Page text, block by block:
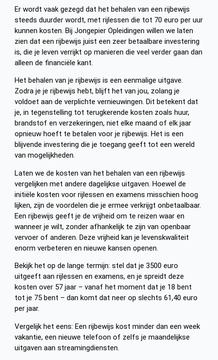
Er wordt vaak gezegd dat het behalen van een rijbewijs
steeds duurder wordt, met rijlessen die tot 70 euro per uur
kunnen kosten. Bij Jongepier Opleidingen willen we laten
zien dat een rijbewijs juist een zeer betaalbare investering
is, die je leven verrijkt op manieren die veel verder gaan dan
alleen de financiële kant.
Het behalen van je rijbewijs is een eenmalige uitgave.
Zodra je je rijbewijs hebt, blijft het van jou, zolang je
voldoet aan de verplichte vernieuwingen. Dit betekent dat
je, in tegenstelling tot terugkerende kosten zoals huur,
brandstof en verzekeringen, niet elke maand of elk jaar
opnieuw hoeft te betalen voor je rijbewijs. Het is een
blijvende investering die je toegang geeft tot een wereld
van mogelijkheden.
Laten we de kosten van het behalen van een rijbewijs
vergelijken met andere dagelijkse uitgaven. Hoewel de
initiële kosten voor rijlessen en examens misschien hoog
lijken, zijn de voordelen die je ermee verkrijgt onbetaalbaar.
Een rijbewijs geeft je de vrijheid om te reizen waar en
wanneer je wilt, zonder afhankelijk te zijn van openbaar
vervoer of anderen. Deze vrijheid kan je levenskwaliteit
enorm verbeteren en nieuwe kansen openen.
Bekijk het op de lange termijn: stel dat je 3500 euro
uitgeeft aan rijlessen en examens, en je spreidt deze
kosten over 57 jaar – vanaf het moment dat je 18 bent
tot je 75 bent – dan komt dat neer op slechts 61,40 euro
per jaar.
Vergelijk het eens: Een rijbewijs kost minder dan een week
vakantie, een nieuwe telefoon of zelfs je maandelijkse
uitgaven aan streamingdiensten.